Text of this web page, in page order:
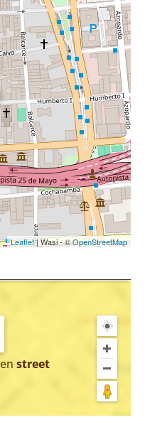
Leaflet| Wasi - ©OpenStreetMap
en street